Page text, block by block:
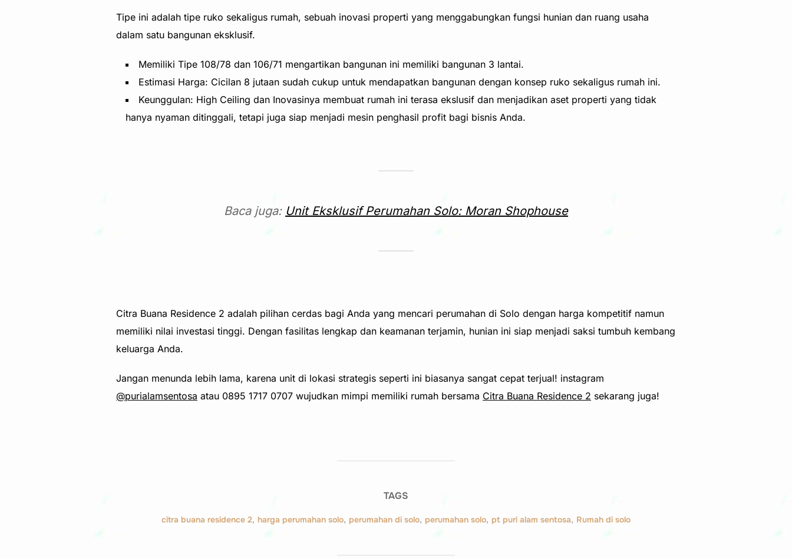
Tipe ini adalah tipe ruko sekaligus rumah, sebuah inovasi properti yang menggabungkan fungsi hunian dan ruang usaha
dalam satu bangunan eksklusif.
Memiliki Tipe 108/78 dan 106/71 mengartikan bangunan ini memiliki bangunan 3 lantai.
Estimasi Harga: Cicilan 8 jutaan sudah cukup untuk mendapatkan bangunan dengan konsep ruko sekaligus rumah ini.
Keunggulan: High Ceiling dan Inovasinya membuat rumah ini terasa ekslusif dan menjadikan aset properti yang tidak
hanya nyaman ditinggali, tetapi juga siap menjadi mesin penghasil profit bagi bisnis Anda.
Baca juga: Unit Eksklusif Perumahan Solo: Moran Shophouse
Citra Buana Residence 2 adalah pilihan cerdas bagi Anda yang mencari perumahan di Solo dengan harga kompetitif namun
memiliki nilai investasi tinggi. Dengan fasilitas lengkap dan keamanan terjamin, hunian ini siap menjadi saksi tumbuh kembang
keluarga Anda.
Jangan menunda lebih lama, karena unit di lokasi strategis seperti ini biasanya sangat cepat terjual! instagram
@purialamsentosa atau 0895 1717 0707 wujudkan mimpi memiliki rumah bersama Citra Buana Residence 2 sekarang juga!
TAGS
citra buana residence 2, harga perumahan solo, perumahan di solo, perumahan solo, pt puri alam sentosa, Rumah di solo